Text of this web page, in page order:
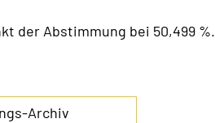
der Abstimmung bei 50,499 %.
Archiv